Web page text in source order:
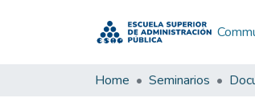
Home Seminarios